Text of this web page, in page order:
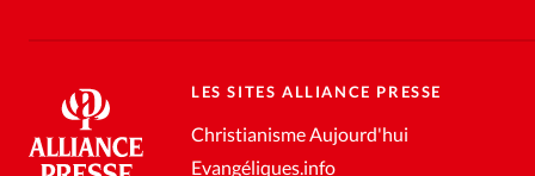
LES SITES ALLIANCE PRESSE
Christianisme Aujourd'hui
Evangéliques.info